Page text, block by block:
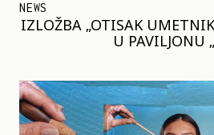
NEWS
IZLOŽBA „OTISAK
U PAVILJONU